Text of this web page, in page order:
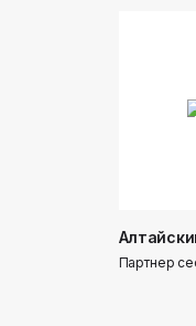
Партнер